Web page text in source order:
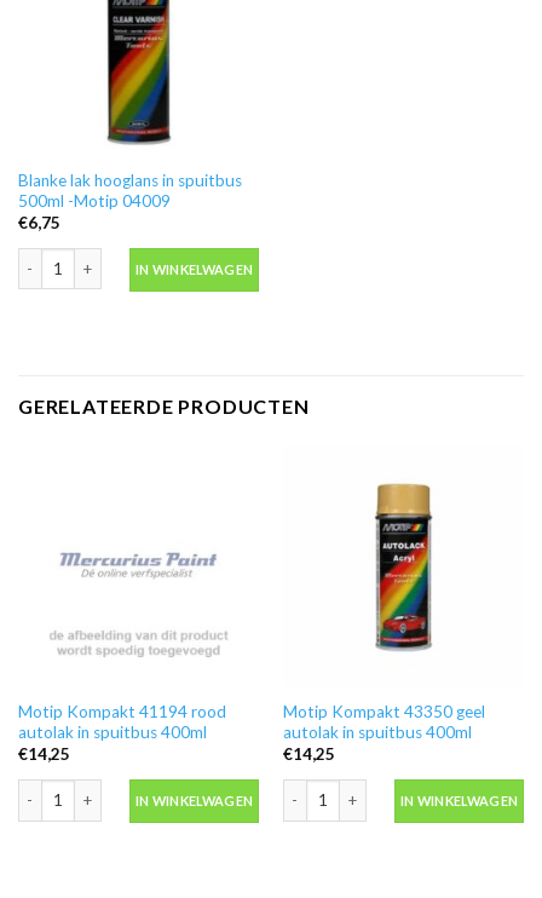
Blanke lak hooglans in spuitbus
500ml -Motip 04009
€6,75
Blanke lak hooglans in spuitbus 500ml -Motip 04009 aantal
IN WINKELWAGEN
GERELATEERDE PRODUCTEN
Motip Kompakt 41194 rood
autolak in spuitbus 400ml
€14,25
Motip Kompakt 41194 rood autolak in spuitbus 400ml aantal
IN WINKELWAGEN
Motip Kompakt 43350 geel
autolak in spuitbus 400ml
€14,25
Motip Kompakt 43350 geel autolak
IN WINKELWAGEN